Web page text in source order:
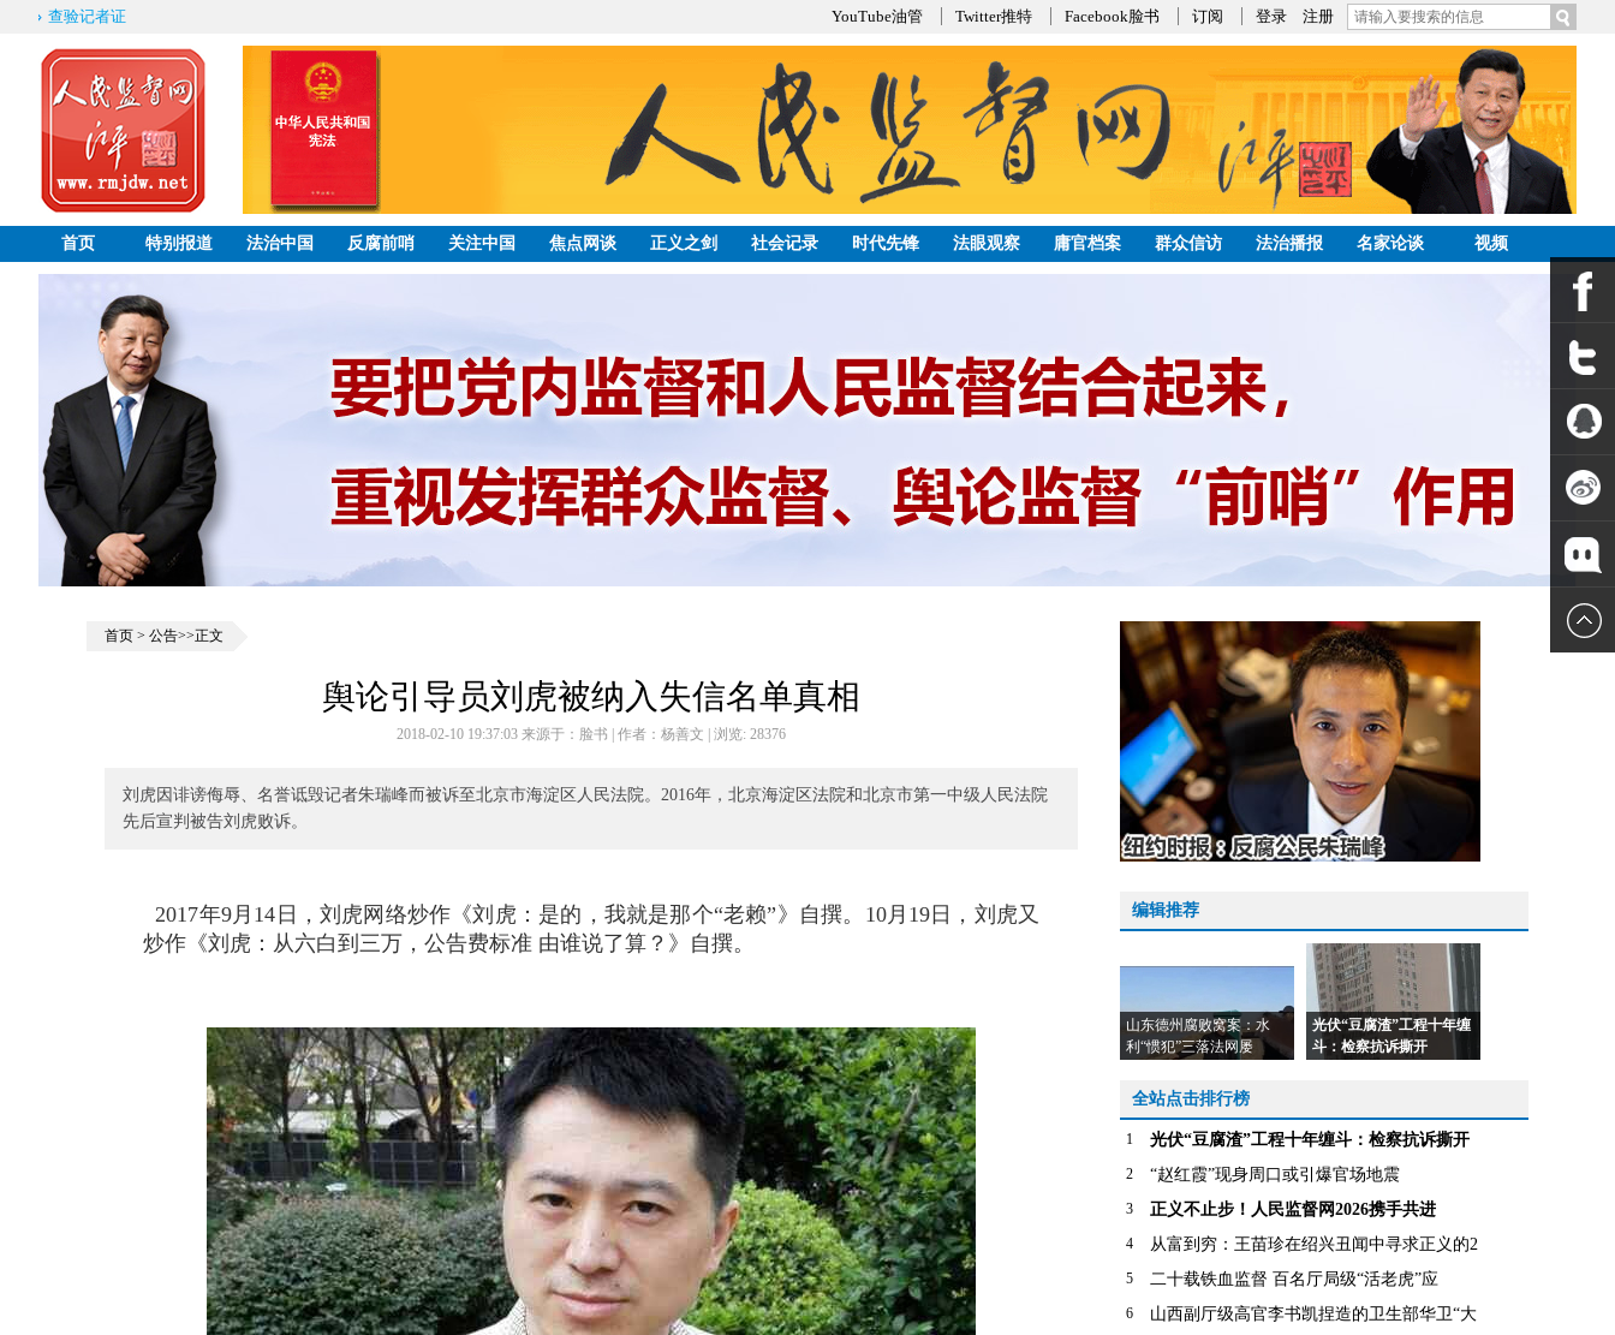
YouTube油管 Twitter推特 Facebook脸书 订阅 登录 注册
查验记者证
首页 特别报道 法治中国 反腐前哨 关注中国 焦点网谈 正义之剑 社会记录 时代先锋 法眼观察 庸官档案
群众信访
发帖
法治播报 名家论谈
视频
首页 > 公告>>正文
舆论引导员刘虎被纳入失信名单真相
2018-02-10 19:37:03 来源于：脸书 | 作者：杨善文 | 浏览: 28376
刘虎因诽谤侮辱、名誉诋毁记者朱瑞峰而被诉至北京市海淀区人民法院。2016年，北京海淀区法院和北京市第一中级人民法院
先后宣判被告刘虎败诉。
2017年9月14日，刘虎网络炒作《刘虎：是的，我就是那个“老赖”》自撰。10月19日，刘虎又
炒作《刘虎：从六白到三万，公告费标准 由谁说了算？》自撰。
编辑推荐
山东德州腐败窝案：水
利“惯犯”三落法网屡
光伏“豆腐渣”工程十年缠
斗：检察抗诉撕开
全站点击排行榜
1 光伏“豆腐渣”工程十年缠斗：检察抗诉撕开
2 “赵红霞”现身周口或引爆官场地震
3 正义不止步！人民监督网2026携手共进
4 从富到穷：王苗珍在绍兴丑闻中寻求正义的2
5 二十载铁血监督 百名厅局级“活老虎”应
6 山西副厅级高官李书凯捏造的卫生部华卫“大
Facebook
Twitter
QQ空间
微博
微信